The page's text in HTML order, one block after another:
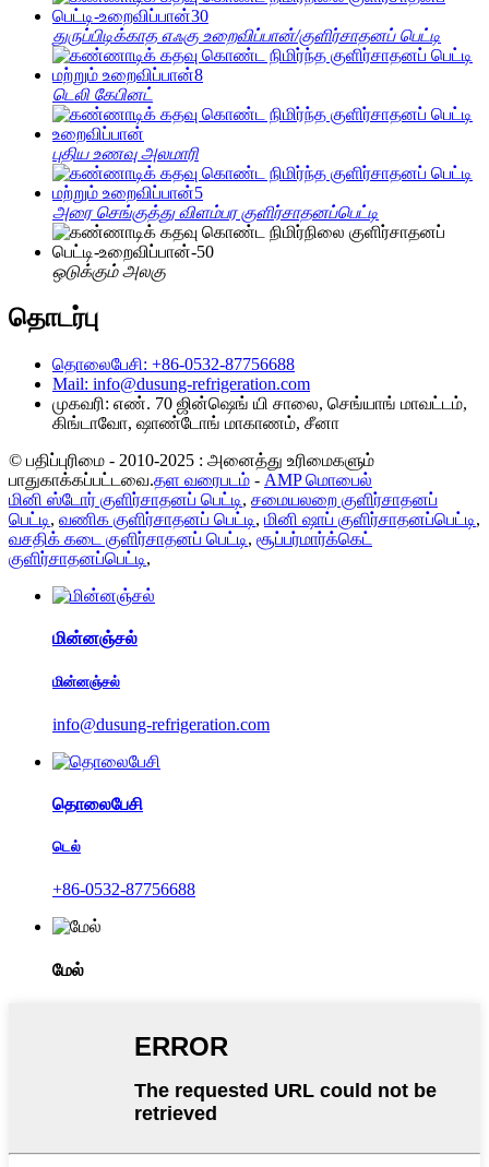
துருப்பிடிக்காத எஃகு உறைவிப்பான்/குளிர்சாதனப் பெட்டி
டெலி கேபினட்
புதிய உணவு அலமாரி
அரை செங்குத்து விளம்பர குளிர்சாதனப்பெட்டி
ஒடுக்கும் அலகு
தொடர்பு
தொலைபேசி: +86-0532-87756688
Mail: info@dusung-refrigeration.com
முகவரி: எண். 70 ஜின்ஷெங் யி சாலை, செங்யாங் மாவட்டம்,
கிங்டாவோ, ஷாண்டோங் மாகாணம், சீனா
© பதிப்புரிமை - 2010-2025 : அனைத்து உரிமைகளும்
பாதுகாக்கப்பட்டவை.தள வரைபடம் - AMP மொபைல்
மினி ஸ்டோர் குளிர்சாதனப் பெட்டி, சமையலறை குளிர்சாதனப்
பெட்டி, வணிக குளிர்சாதனப் பெட்டி, மினி ஷாப் குளிர்சாதனப்பெட்டி,
வசதிக் கடை குளிர்சாதனப் பெட்டி, சூப்பர்மார்க்கெட்
குளிர்சாதனப்பெட்டி,
மின்னஞ்சல்
மின்னஞ்சல்
info@dusung-refrigeration.com
தொலைபேசி
டெல்
+86-0532-87756688
மேல்